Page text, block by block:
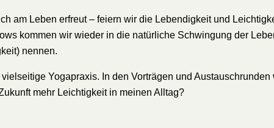
am Leben erfreut – feiern wir die Lebendigkeit und
kommen wir wieder in die natürliche Schwingung der
nennen.
Yogapraxis. In den Vorträgen und
mehr Leichtigkeit in meinen Alltag?